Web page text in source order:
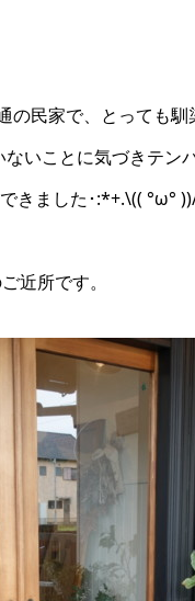
民家で、とっても
いことに気づきテン
きました･:*+.\(( °ω°
近所です。